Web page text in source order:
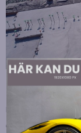
Strategiska
OHLA Sverige